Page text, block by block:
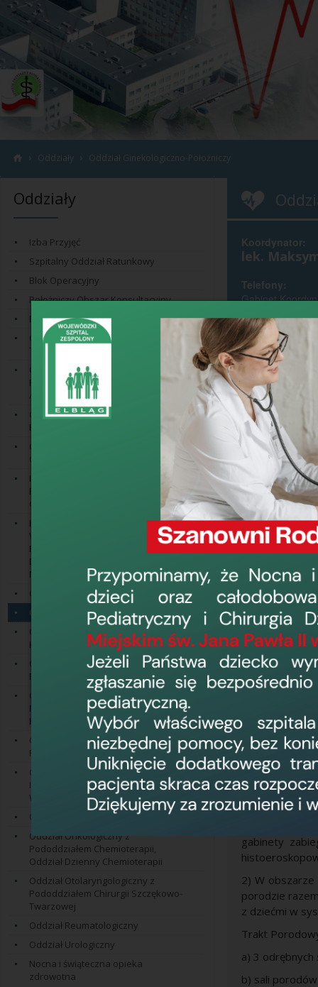
› Oddziały › Oddział Ginekologiczno-Położniczy
Oddziały
Izba Przyjęć
Szpitalny Oddział Ratunkowy
Blok Operacyjny
Położniczy Obszar Konsultacyjny
Dział Ratownictwa Medycznego
Oddział Anestezjologii i Intensywnej
Terapii
Oddział Chirurgii Ogólnej z
Pododdziałem Chirurgii Naczyniowej
/ Pododdział Chirurgii Naczyniowej
Oddział Chirurgii Onkologicznej z
Pododdziałem Chirurgii Piersi
Oddział Chirurgii Urazowo -
Ortopedycznej
I Oddział Chorób Wewnętrznych z
Pododdziałem
Gastroenterologicznym
Kliniczny II Oddział Chorób
Wewnętrznych z Pododdziałem
Endokrynologicznym, Pododdziałem
Diabetologicznym i Pododdziałem
Nefrologicznym
Oddział Dermatologiczny
Oddział Ginekologiczno-Położniczy
Oddział Intensywnego Nadzoru
Kardiologicznego
Oddział Kardiologiczny z
Pododdziałem Kardiologii Inwazyjnej
Oddział Neurochirurgii,
Neurotraumatologii i Chirurgii
Kręgosłupa
Oddział Neurologiczny z
Pododdziałem Udarowym
Oddział Noworodka, Patologii i
Intensywnej Terapii Noworodka im.
WOŚP
Oddział Okulistyczny
Oddział Onkologiczny z
Pododdziałem Chemioterapii,
Oddział Dzienny Chemioterapii
Oddział Otolaryngologiczny z
Pododdziałem Chirurgii Szczękowo-
Twarzowej
Oddział Reumatologiczny
Oddział Urologiczny
Nocna i świąteczna opieka
zdrowotna
Koordynator:
lek.
Telefony:
Gabinet
Gabinet
239 58 74,
Trakt Porodowy:
Izba Przyjęć
Położnicza
Oddział
1)
2) p
rodzinnych),
3)patologiic
Oddział
Planowe
godzinach
codziennie,
Przy oddziale
Rejestracja
schorzeń:
a)
b) onkologii
c) urologii oraz
Operacje
gabinety
2) W obszarze
porodzie
z dziećmi w
Trakt
a) 3
b) sali